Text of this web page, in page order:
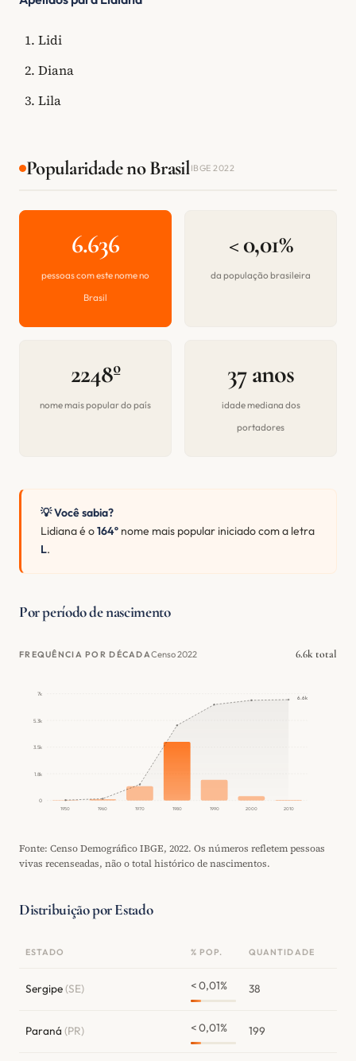
Lidi
Diana
Lila
Popularidade no BrasilIBGE 2022
6.636
pessoas com este nome no
Brasil
< 0,01%
da população brasileira
2248º
nome mais popular do país
37 anos
idade mediana dos
portadores
💡 Você sabia?
Lidiana é o164º nome mais popular iniciado com a letra
L.
Por período de nascimento
FREQUÊNCIA POR DÉCADACenso 2022 6.6k total
0
1.8k
3.5k
5.3k
7k
1950 1960 1970 1980 1990 2000 2010
6.6k
Fonte: Censo Demográfico IBGE, 2022. Os números refletem pessoas
vivas recenseadas, não o total histórico de nascimentos.
Distribuição por Estado
ESTADO % POP. QUANTIDADE
Sergipe(SE) < 0,01% 38
Paraná (PR) < 0,01% 199